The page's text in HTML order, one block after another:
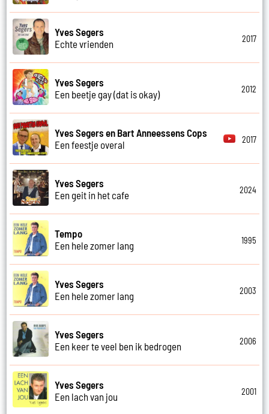
Yves Segers
Echte vrienden
2017
Yves Segers
Een beetje gay (dat is okay)
2012
Yves Segers en Bart Anneessens Cops
Een feestje overal
2017
Yves Segers
Een geit in het cafe
2024
Tempo
Een hele zomer lang
1995
Yves Segers
Een hele zomer lang
2003
Yves Segers
Een keer te veel ben ik bedrogen
2006
Yves Segers
Een lach van jou
2001